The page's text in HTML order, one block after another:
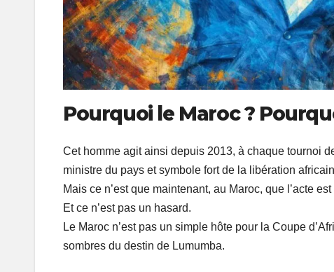
Pourquoi le Maroc ?
Cet homme agit ainsi depuis 2013, à chaque tournoi
ministre du pays et symbole fort de la libération
Mais ce n’est que maintenant, au Maroc, que l’acte
Et ce n’est pas un hasard.
Le Maroc n’est pas un simple hôte pour la Coupe
sombres du destin de Lumumba.